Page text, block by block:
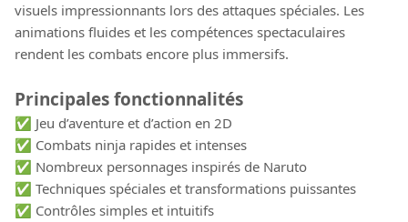
visuels impressionnants lors des attaques spéciales. Les
animations fluides et les compétences spectaculaires
rendent les combats encore plus immersifs.
Principales fonctionnalités
✅ Jeu d’aventure et d’action en 2D
✅ Combats ninja rapides et intenses
✅ Nombreux personnages inspirés de Naruto
✅ Techniques spéciales et transformations puissantes
✅ Contrôles simples et intuitifs